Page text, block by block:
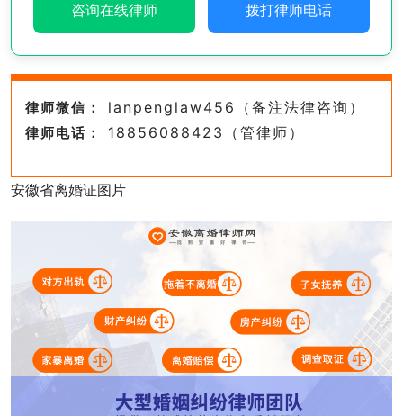
咨询在线律师 拨打律师电话
律师微信： lanpenglaw456（备注法律咨询）
律师电话： 18856088423（管律师）
安徽省离婚证图片